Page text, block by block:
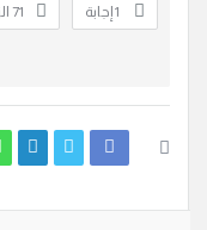
‫1 إجابة 71